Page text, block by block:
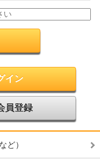
イン
員登録
ど）